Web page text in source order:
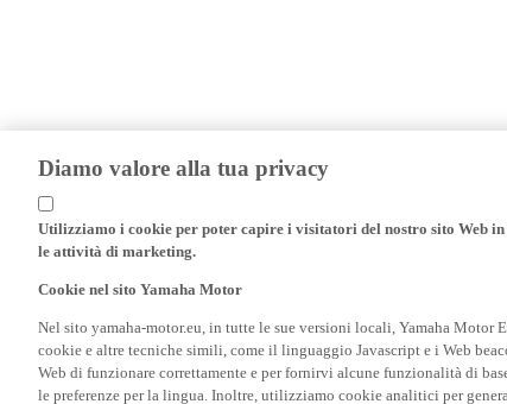
Diamo valore alla tua privacy
Utilizziamo i cookie per poter capire i visitatori del nostro sito Web
le attività di marketing.
Cookie nel sito Yamaha Motor
Nel sito yamaha-motor.eu, in tutte le sue versioni locali, Yamaha
cookie e altre tecniche simili, come il linguaggio Javascript e i Web
Web di funzionare correttamente e per fornirvi alcune funzionalità di
le preferenze per la lingua. Inoltre, utilizziamo cookie analitici per